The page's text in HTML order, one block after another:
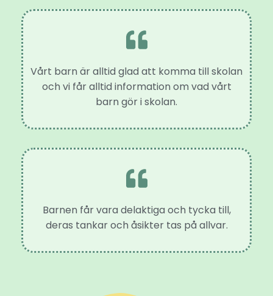
Vårt barn är alltid glad att komma till skolan
och vi får alltid information om vad vårt
barn gör i skolan.
Barnen får vara delaktiga och tycka till,
deras tankar och åsikter tas på allvar.